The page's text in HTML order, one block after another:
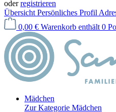
oderregistrieren
Übersicht Persönliches Profil
0,00 € Warenkorb enthält 0
Mädchen
Zur Kategorie Mädchen